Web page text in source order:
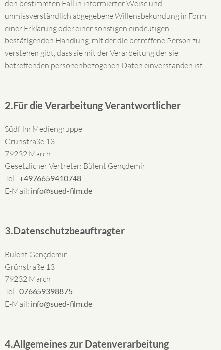
den bestimmten Fall in informierter Weise und
unmissverständlich abgegebene Willensbekundung in Form
einer Erklärung oder einer sonstigen eindeutigen
bestätigenden Handlung, mit der die betroffene Person zu
verstehen gibt, dass sie mit der Verarbeitung der sie
betreffenden personenbezogenen Daten einverstanden ist.
2.Für die Verarbeitung Verantwortlicher
Südfilm Mediengruppe
Grünstraße 13
79232 March
Gesetzlicher Vertreter: Bülent Gençdemir
Tel.: +4976659410748
E-Mail: info@sued-film.de
3.Datenschutzbeauftragter
Bülent Gençdemir
Grünstraße 13
79232 March
Tel.: 076659398875
E-Mail: info@sued-film.de
4.Allgemeines zur Datenverarbeitung